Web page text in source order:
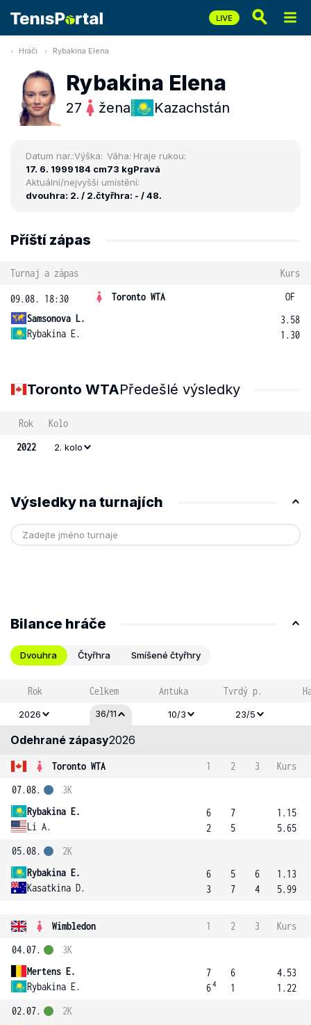
Hráči Rybakina Elena
Rybakina Elena
27 žena Kazachstán
Datum nar.:
17. 6. 1999
Výška:
184 cm
Váha:
73 kg
Hraje rukou:
Pravá
Aktuální/nejvyšší umístění:
dvouhra: 2. / 2.čtyřhra: - / 48.
Příští zápas
Turnaj a zápas Kurs
09.08. 18:30 Toronto WTA
OF
Samsonova L.
Rybakina E.
3.58
1.30
Toronto WTAPředešlé výsledky
Rok
Kolo
2022
2. kolo
Výsledky na turnajích
Bilance hráče
Dvouhra Čtyřhra Smíšené čtyřhry
Rok Celkem Antuka Tvrdý p.
2026 36/11 10/3 23/5
Odehrané zápasy2026
Toronto WTA 1 2 3
Kurs
07.08.
Rybakina E.
Li A.
3K
6
2
7
5
1.15
5.65
05.08.
Rybakina E.
Kasatkina D.
2K
6
3
5
7
6
4
1.13
5.99
Wimbledon 1 2 3
Kurs
04.07.
Mertens E.
Rybakina E.
3K
7
64
6
1
4.53
1.22
02.07.
2K